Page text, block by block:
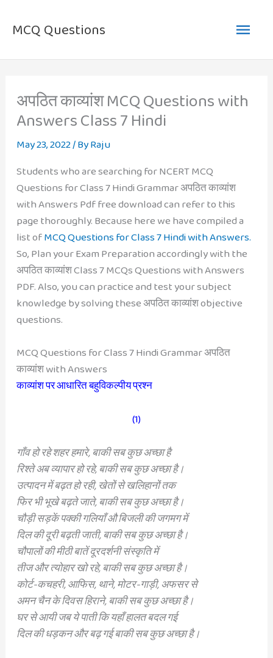
MCQ Questions
Main
अपठित काव्यांश MCQ Questions with
Answers Class 7 Hindi
May 23, 2022/ ByRaju
Students who are searching for NCERT MCQ
Questions for Class 7 Hindi Grammar अपठित काव्यांश
with Answers Pdf free download can refer to this
page thoroughly. Because here we have compiled a
list ofMCQ Questions for Class 7 Hindi with Answers.
So, Plan your Exam Preparation accordingly with the
अपठित काव्यांश Class 7 MCQs Questions with Answers
PDF. Also, you can practice and test your subject
knowledge by solving these अपठित काव्यांश objective
questions.
MCQ Questions for Class 7 Hindi Grammar अपठित
काव्यांश with Answers
काव्यांश पर आधारित बहुविकल्पीय प्रश्न
(1)
गाँव हो रहे शहर हमारे, बाकी सब कुछ अच्छा है
रिश्ते अब व्यापार हो रहे, बाकी सब कुछ अच्छा है।
उत्पादन में बढ़त हो रही, खेतों से खलिहानों तक
फिर भी भूखे बढ़ते जाते, बाकी सब कुछ अच्छा है।
चौड़ी सड़कें पक्की गलियाँ औ बिजली की जगमग में
दिल की दूरी बढ़ती जाती, बाकी सब कुछ अच्छा है।
चौपालों की मीठी बातें दूरदर्शनी संस्कृति में
तीज और त्योहार खो रहे, बाकी सब कुछ अच्छा है।
कोर्ट-कचहरी, आफिस, थाने, मोटर-गाड़ी, अफसर से
अमन चैन के दिवस हिराने, बाकी सब कुछ अच्छा है।
घर से आयी जब ये पाती कि यहाँ हालत बदल गई
दिल की धड़कन और बढ़ गई बाकी सब कुछ अच्छा है।